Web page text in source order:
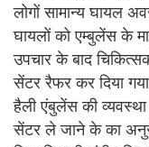
लोगों सामान्य घायल
घायलों को एम्बुलेंस के
उपचार के बाद
सेंटर रैफर कर दिया
हैली एंबुलेंस की
सेंटर ले जाने के का